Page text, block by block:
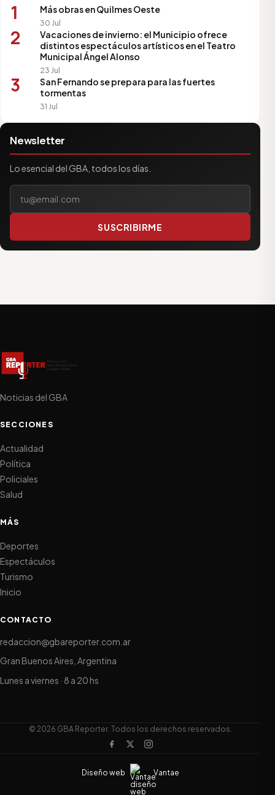
1 Más obras en Quilmes Oeste
30 Jul
2
Vacaciones de invierno: el Municipio ofrece
distintos espectáculos artísticos en el Teatro
Municipal Ángel Alonso
23 Jul
3
San Fernando se prepara para las fuertes
tormentas
31 Jul
Newsletter
Lo esencial del GBA, todos los días.
SUSCRIBIRME
Noticias del GBA
SECCIONES
Actualidad
Política
Policiales
Salud
MÁS
Deportes
Espectáculos
Turismo
Inicio
CONTACTO
redaccion@gbareporter.com.ar
Gran Buenos Aires, Argentina
Lunes a viernes · 8 a 20 hs
© 2026 GBA Reporter. Todos los derechos reservados.
Diseño web Vantae